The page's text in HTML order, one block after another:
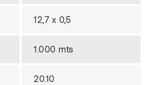
12,7 x 0,5
1.000 mts
20.10